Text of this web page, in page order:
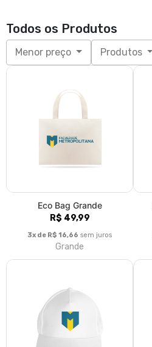
Todos os Produtos
Menor preço Produtos
Eco Bag Grande
R$ 49,99
3x de R$ 16,66 sem juros
Grande